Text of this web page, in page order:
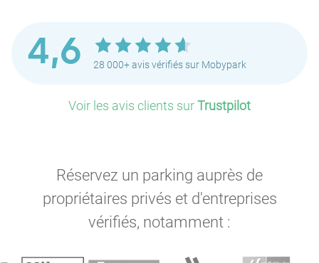
4,6 28 000+ avis vérifiés sur Mobypark
Voir les avis clients surTrustpilot
Réservez un parking auprès de
propriétaires privés et d'entreprises
vérifiés, notamment :